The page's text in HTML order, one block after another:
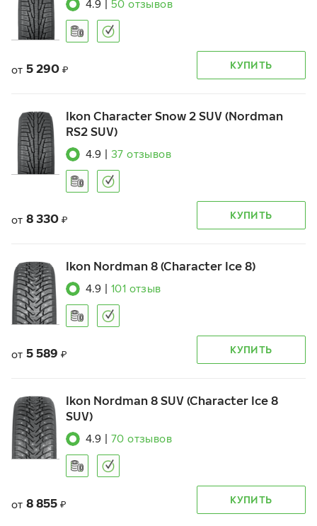
4.9 50 отзывов
от 5 290 ₽ КУПИТЬ
Ikon Character Snow 2 SUV (Nordman
RS2 SUV)
4.9 37 отзывов
от 8 330 ₽ КУПИТЬ
Ikon Nordman 8 (Character Ice 8)
4.9 101 отзыв
от 5 589 ₽ КУПИТЬ
Ikon Nordman 8 SUV (Character Ice 8
SUV)
4.9 70 отзывов
от 8 855 ₽ КУПИТЬ